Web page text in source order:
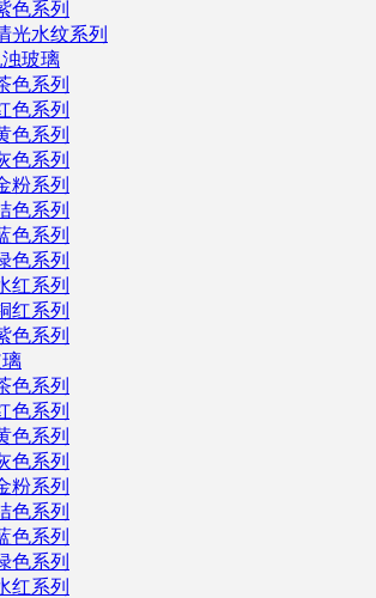
色系列
光水纹系列
玻璃
色系列
色系列
色系列
色系列
粉系列
色系列
色系列
色系列
红系列
红系列
色系列
色系列
色系列
色系列
色系列
粉系列
色系列
色系列
色系列
红系列